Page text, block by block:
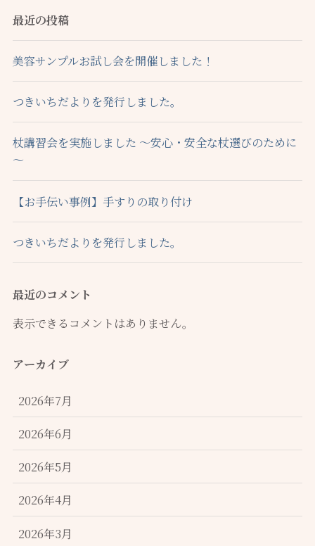
最近の投稿
美容サンプルお試し会を開催しました！
つきいちだよりを発行しました。
杖講習会を実施しました ～安心・安全な杖選びのために
～
【お手伝い事例】手すりの取り付け
つきいちだよりを発行しました。
最近のコメント
表示できるコメントはありません。
アーカイブ
2026年7月
2026年6月
2026年5月
2026年4月
2026年3月